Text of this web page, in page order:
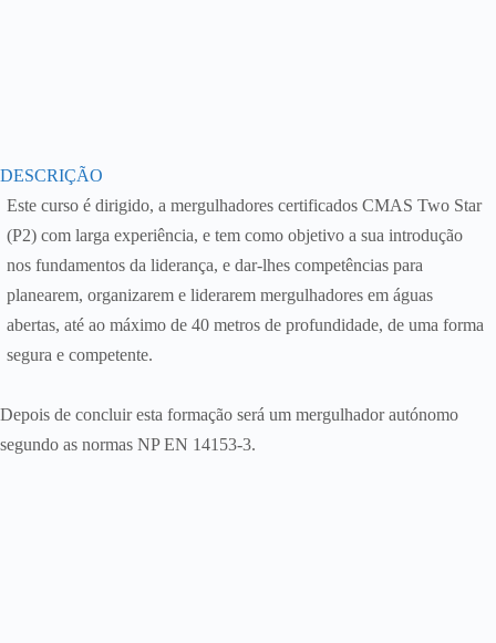
DESCRIÇÃO
Este curso é dirigido, a mergulhadores certificados CMAS Two Star
(P2) com larga experiência, e tem como objetivo a sua introdução
nos fundamentos da liderança, e dar-lhes competências para
planearem, organizarem e liderarem mergulhadores em águas
abertas, até ao máximo de 40 metros de profundidade, de uma forma
segura e competente.
Depois de concluir esta formação será um mergulhador autónomo
segundo as normas NP EN 14153-3.